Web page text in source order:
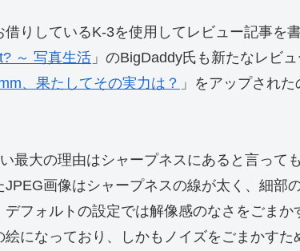
りしているK-3を使用してレビュー記事を
～ 写真生活 」のBigDaddy氏も新たなレビュ
、果たしてその実力は？ 」をアップされた
最大の理由はシャープネスにあると言っても
画像はシャープネスの線が太く、細部
フォルトの設定では解像感のなさをごまか
になっており、しかもノイズをごまかすた